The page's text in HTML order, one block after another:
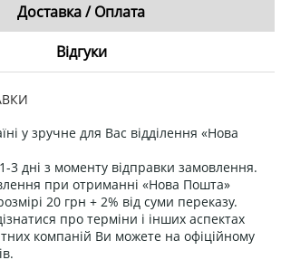
Доставка / Оплата
Відгуки
у зручне для Вас відділення «Нова
3 дні з моменту відправки замовлення.
при отриманні «Нова Пошта»
20 грн + 2% від суми переказу.
про терміни і інших аспектах
компаній Ви можете на офіційному